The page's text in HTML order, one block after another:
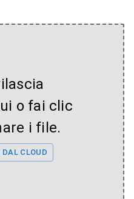
o fai clic
i file.
CLOUD